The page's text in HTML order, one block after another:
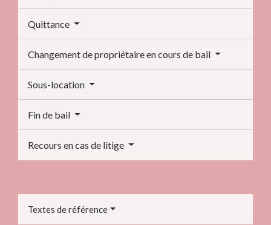
Quittance
Changement de propriétaire en cours de bail
Sous-location
Fin de bail
Recours en cas de litige
Textes de référence